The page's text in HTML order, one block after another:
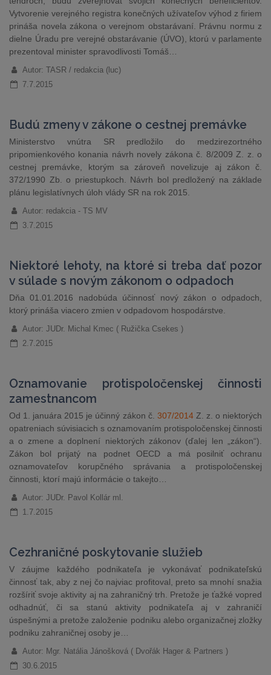
Vytvorenie verejného registra konečných užívateľov výhod z firiem
prináša novela zákona o verejnom obstarávaní. Právnu normu z
dielne Úradu pre verejné obstarávanie (ÚVO), ktorú v parlamente
prezentoval minister spravodlivosti Tomáš…
Autor: TASR / redakcia (luc)
7.7.2015
Budú zmeny v zákone o cestnej premávke
Ministerstvo vnútra SR predložilo do medzirezortného
pripomienkového konania návrh novely zákona č. 8/2009 Z. z. o
cestnej premávke, ktorým sa zároveň novelizuje aj zákon č.
372/1990 Zb. o priestupkoch. Návrh bol predložený na základe
plánu legislatívnych úloh vlády SR na rok 2015.
Autor: redakcia - TS MV
3.7.2015
Niektoré lehoty, na ktoré si treba dať pozor
v súlade s novým zákonom o odpadoch
Dňa 01.01.2016 nadobúda účinnosť nový zákon o odpadoch,
ktorý prináša viacero zmien v odpadovom hospodárstve.
Autor: JUDr. Michal Kmec ( Ružička Csekes )
2.7.2015
Oznamovanie protispoločenskej činnosti
zamestnancom
Od 1. januára 2015 je účinný zákon č. 307/2014Z. z. o niektorých
opatreniach súvisiacich s oznamovaním protispoločenskej činnosti
a o zmene a doplnení niektorých zákonov (ďalej len „zákon“).
Zákon bol prijatý na podnet OECD a má posilniť ochranu
oznamovateľov korupčného správania a protispoločenskej
činnosti, ktorí majú informácie o takejto…
Autor: JUDr. Pavol Kollár ml.
1.7.2015
Cezhraničné poskytovanie služieb
V záujme každého podnikateľa je vykonávať podnikateľskú
činnosť tak, aby z nej čo najviac profitoval, preto sa mnohí snažia
rozšíriť svoje aktivity aj na zahraničný trh. Pretože je ťažké vopred
odhadnúť, či sa stanú aktivity podnikateľa aj v zahraničí
úspešnými a pretože založenie podniku alebo organizačnej zložky
podniku zahraničnej osoby je…
Autor: Mgr. Natália Jánošková ( Dvořák Hager & Partners )
30.6.2015